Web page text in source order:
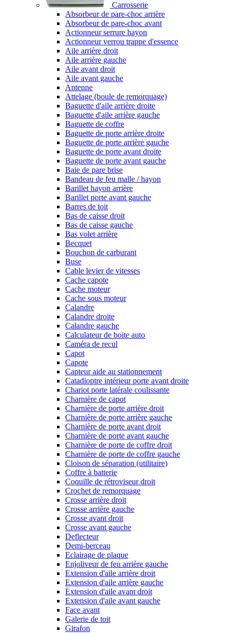
Carrosserie
Absorbeur de pare-choc arrière
Absorbeur de pare-choc avant
Actionneur serrure hayon
Actionneur verrou trappe d'essence
Aile arrière droit
Aile arrière gauche
Aile avant droit
Aile avant gauche
Antenne
Attelage (boule de remorquage)
Baguette d'aile arrière droite
Baguette d'aile arrière gauche
Baguette de coffre
Baguette de porte arrière droite
Baguette de porte arrière gauche
Baguette de porte avant droite
Baguette de porte avant gauche
Baie de pare brise
Bandeau de feu malle / hayon
Barillet hayon arrière
Barillet porte avant gauche
Barres de toit
Bas de caisse droit
Bas de caisse gauche
Bas volet arrière
Becquet
Bouchon de carburant
Buse
Cable levier de vitesses
Cache capote
Cache moteur
Cache sous moteur
Calandre
Calandre droite
Calandre gauche
Calculateur de boite auto
Caméra de recul
Capot
Capote
Capteur aide au stationnement
Catadioptre intérieur porte avant droite
Chariot porte latérale coulissante
Charnière de capot
Charnière de porte arrière droit
Charnière de porte arrière gauche
Charnière de porte avant droit
Charnière de porte avant gauche
Charnière de porte de coffre droit
Charnière de porte de coffre gauche
Cloison de séparation (utilitaire)
Coffre à batterie
Coquille de rétroviseur droit
Crochet de remorquage
Crosse arrière droit
Crosse arrière gauche
Crosse avant droit
Crosse avant gauche
Deflecteur
Demi-berceau
Eclairage de plaque
Enjoliveur de feu arrière gauche
Extension d'aile arrière droit
Extension d'aile arrière gauche
Extension d'aile avant droit
Extension d'aile avant gauche
Face avant
Galerie de toit
Girafon